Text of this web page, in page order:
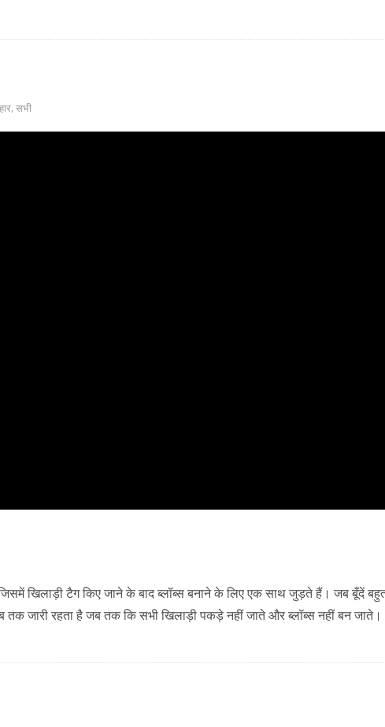
, सभी
खिलाड़ी टैग किए जाने के बाद ब्लॉब्स बनाने के लिए एक साथ जुड़ते हैं। जब बूँदें
जारी रहता है जब तक कि सभी खिलाड़ी पकड़े नहीं जाते और ब्लॉब्स नहीं बन जाते।